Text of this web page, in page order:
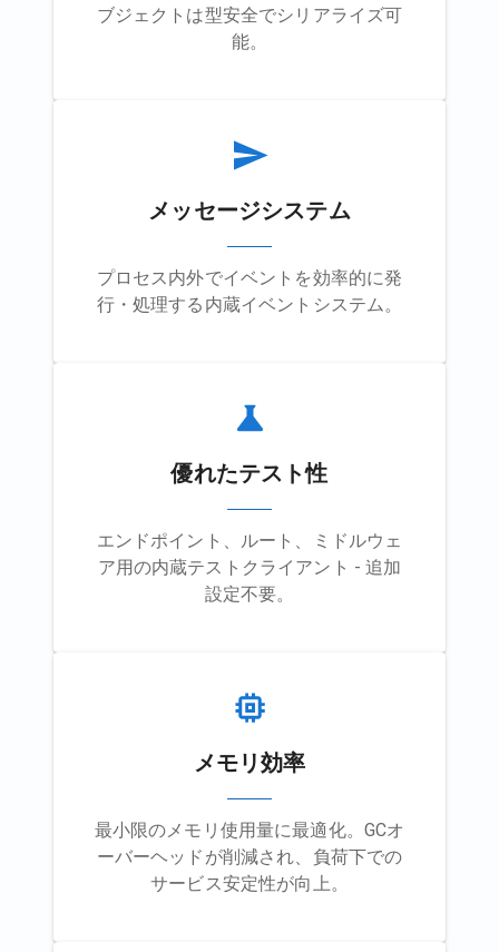
ブジェクトは型安全でシリアライズ可
能。
メッセージシステム
プロセス内外でイベントを効率的に発
行・処理する内蔵イベントシステム。
優れたテスト性
エンドポイント、ルート、ミドルウェ
ア用の内蔵テストクライアント - 追加
設定不要。
メモリ効率
最小限のメモリ使用量に最適化。GCオ
ーバーヘッドが削減され、負荷下での
サービス安定性が向上。